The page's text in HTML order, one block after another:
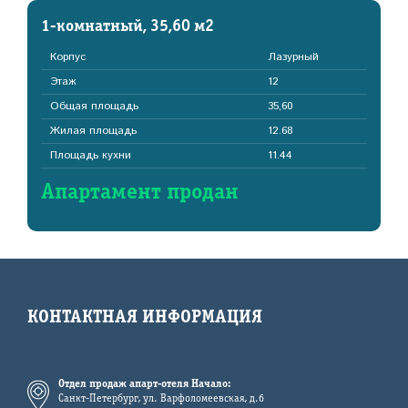
1-комнатный, 35,60 м2
Корпус
Лазурный
Этаж
12
Общая площадь
35,60
Жилая площадь
12.68
Площадь кухни
11.44
Апартамент продан
КОНТАКТНАЯ ИНФОРМАЦИЯ
Отдел продаж апарт-отеля Начало:
Санкт-Петербург, ул. Варфоломеевская, д.6